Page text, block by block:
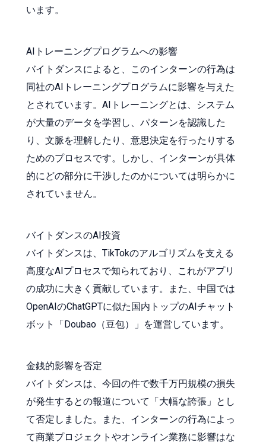
います。
AIトレーニングプログラムへの影響
バイトダンスによると、このインターンの行為は
同社のAIトレーニングプログラムに影響を与えた
とされています。AIトレーニングとは、システム
が大量のデータを学習し、パターンを認識した
り、文脈を理解したり、意思決定を行ったりする
ためのプロセスです。しかし、インターンが具体
的にどの部分に干渉したのかについては明らかに
されていません。
バイトダンスのAI投資
バイトダンスは、TikTokのアルゴリズムを支える
高度なAIプロセスで知られており、これがアプリ
の成功に大きく貢献しています。また、中国では
OpenAIのChatGPTに似た国内トップのAIチャット
ボット「Doubao（豆包）」を運営しています。
金銭的影響を否定
バイトダンスは、今回の件で数千万円規模の損失
が発生するとの報道について「大幅な誇張」とし
て否定しました。また、インターンの行為によっ
て商業プロジェクトやオンライン業務に影響はな